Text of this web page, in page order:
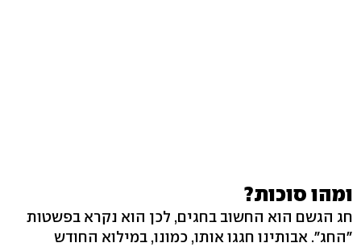
ומהו סוכות?
חג הגשם הוא החשוב בחגים, לכן הוא נקרא בפשטות
"החג". אבותינו חגגו אותו, כמונו, במילוא החודש